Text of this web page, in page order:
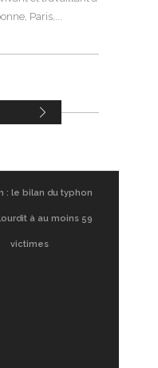
Paris,
: le bilan du typhon
s’alourdit à au moins 59
victimes
Saigon : Glamping
premier test